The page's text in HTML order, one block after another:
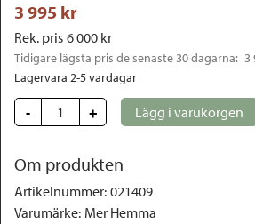
3 995 kr
Rek. pris 6 000 kr
Tidigare lägsta pris de senaste 30 dagarna: 3
Lagervara 2-5 vardagar
- + Lägg i varukorgen
Om produkten
Artikelnummer: 021409
Varumärke: Mer Hemma